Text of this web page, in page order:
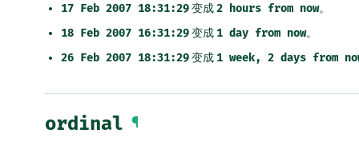
17 Feb 2007 18:31:29变成2 hours from now。
18 Feb 2007 16:31:29变成 1 day from now。
26 Feb 2007 18:31:29变成 1 week, 2 days from
ordinal ¶